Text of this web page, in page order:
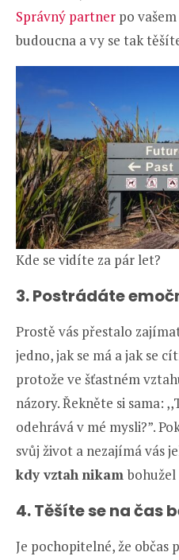
Správný partner po
budoucna a vy se tak
Kde se vidíte za pár let?
3. Postrádáte
Prostě vás přestalo
jedno, jak se má a jak se
protože ve šťastném
názory. Řekněte si sama:
odehrává v mé mysli?”.
svůj život a nezajímá vás
kdy vztah nikam bohužel
4. Těšíte se na čas
Je pochopitelné, že